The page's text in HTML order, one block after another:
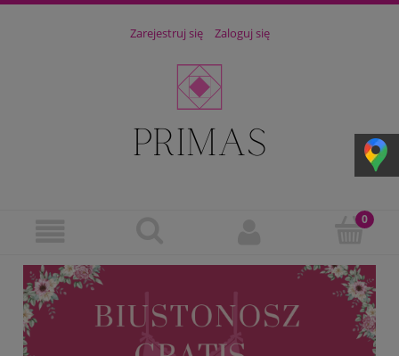
Zarejestruj się Zaloguj się